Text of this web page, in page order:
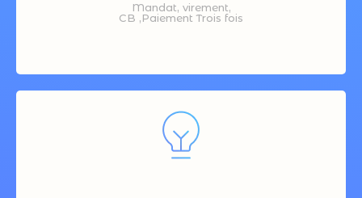
Mandat, virement,
CB ,Paiement Trois fois